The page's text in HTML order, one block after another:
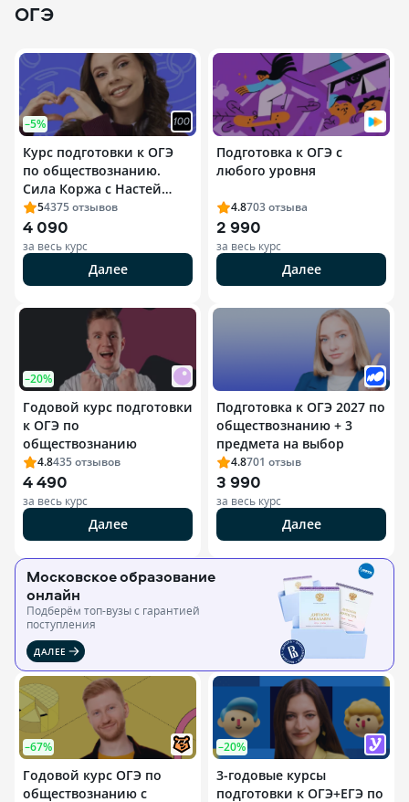
ОГЭ
–5%
Курс подготовки к ОГЭ
по обществознанию.
Сила Коржа с Настей
Коржевой | ОГЭ-2027
54375отзывов
4 090
за весь курс
Далее
Подготовка к ОГЭ с
любого уровня
4.8703отзыва
2 990
за весь курс
Далее
–20%
Годовой курс подготовки
к ОГЭ по
обществознанию
4.8435отзывов
4 490
за весь курс
Далее
Подготовка к ОГЭ 2027 по
обществознанию + 3
предмета на выбор
4.8701 отзыв
3 990
за весь курс
Далее
Московское образование
онлайн
Подберём топ-вузы c гарантией
поступления
ДАЛЕЕ
–67%
Годовой курс ОГЭ по
обществознанию с
–20%
3-годовые курсы
подготовки к ОГЭ+ЕГЭ по